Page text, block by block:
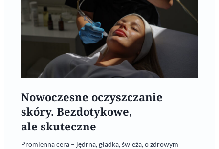
Nowoczesne oczyszczanie
skóry. Bezdotykowe,
ale skuteczne
Promienna cera – jędrna, gładka, świeża, o zdrowym